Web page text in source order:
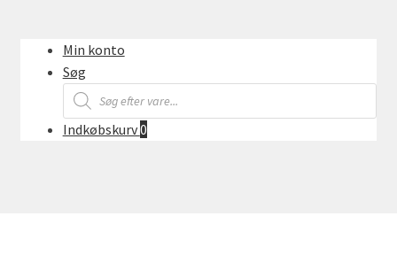
Min konto
Søg
Products
search
Indkøbskurv0